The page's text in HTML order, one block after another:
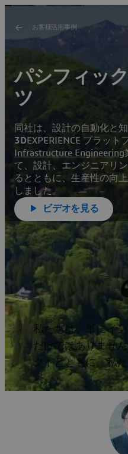
お客様活用事例
パシフィッ
ツ
同社は、設計の自動化と
3D EXPERIENCE プラット
Infrastructure Engineering
て、設計、エンジニアリ
るとともに、生産性の向
しました。
ビデオを見る
私たちは、単にイ
だけではありませ
クトとともに、私